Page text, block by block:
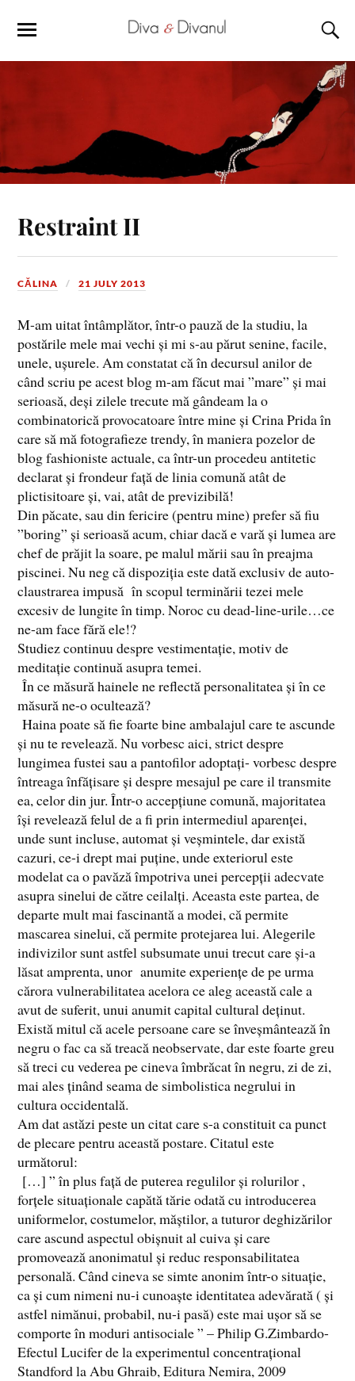
Restraint II
CĂLINA 21 JULY 2013
M-am uitat întâmplător, într-o pauză de la studiu, la
postările mele mai vechi și mi s-au părut senine, facile,
unele, ușurele. Am constatat că în decursul anilor de
când scriu pe acest blog m-am făcut mai ”mare” și mai
serioasă, deși zilele trecute mă gândeam la o
combinatorică provocatoare între mine și Crina Prida în
care să mă fotografieze trendy, în maniera pozelor de
blog fashioniste actuale, ca într-un procedeu antitetic
declarat și frondeur față de linia comună atât de
plictisitoare și, vai, atât de previzibilă!
Din păcate, sau din fericire (pentru mine) prefer să fiu
”boring” și serioasă acum, chiar dacă e vară și lumea are
chef de prăjit la soare, pe malul mării sau în preajma
piscinei. Nu neg că dispoziția este dată exclusiv de auto-
claustrarea impusă în scopul terminării tezei mele
excesiv de lungite în timp. Noroc cu dead-line-urile…ce
ne-am face fără ele!?
Studiez continuu despre vestimentație, motiv de
meditație continuă asupra temei.
În ce măsură hainele ne reflectă personalitatea și în ce
măsură ne-o ocultează?
Haina poate să fie foarte bine ambalajul care te ascunde
și nu te revelează. Nu vorbesc aici, strict despre
lungimea fustei sau a pantofilor adoptați- vorbesc despre
întreaga înfățisare și despre mesajul pe care il transmite
ea, celor din jur. Într-o accepțiune comună, majoritatea
își revelează felul de a fi prin intermediul aparenței,
unde sunt incluse, automat și veșmintele, dar există
cazuri, ce-i drept mai puține, unde exteriorul este
modelat ca o pavăză împotriva unei percepții adecvate
asupra sinelui de către ceilalți. Aceasta este partea, de
departe mult mai fascinantă a modei, că permite
mascarea sinelui, că permite protejarea lui. Alegerile
indivizilor sunt astfel subsumate unui trecut care și-a
lăsat amprenta, unor anumite experiențe de pe urma
cărora vulnerabilitatea acelora ce aleg această cale a
avut de suferit, unui anumit capital cultural deținut.
Există mitul că acele persoane care se înveșmântează în
negru o fac ca să treacă neobservate, dar este foarte greu
să treci cu vederea pe cineva îmbrăcat în negru, zi de zi,
mai ales ținând seama de simbolistica negrului in
cultura occidentală.
Am dat astăzi peste un citat care s-a constituit ca punct
de plecare pentru această postare. Citatul este
următorul:
[…] ” în plus față de puterea regulilor și rolurilor ,
forțele situaționale capătă tărie odată cu introducerea
uniformelor, costumelor, măștilor, a tuturor deghizărilor
care ascund aspectul obișnuit al cuiva și care
promovează anonimatul și reduc responsabilitatea
personală. Când cineva se simte anonim într-o situație,
ca și cum nimeni nu-i cunoaște identitatea adevărată ( și
astfel nimănui, probabil, nu-i pasă) este mai ușor să se
comporte în moduri antisociale ” – Philip G.Zimbardo-
Efectul Lucifer de la experimentul concentrațional
Standford la Abu Ghraib, Editura Nemira, 2009